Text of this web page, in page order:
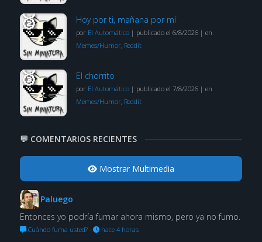
Hoy por ti, mañana por mí
por El Automático| publicado el 6/8/2026| en
Memes/Humor, Reddit
El chorrito
por El Automático| publicado el 7/8/2026| en
Memes/Humor, Reddit
💬 COMENTARIOS RECIENTES
Mostrar Multimedia
Paluego
Entonces yo podría fumar ahora mismo, pero ya no fumo.
Cuándo fuma usted?· hace 4 horas